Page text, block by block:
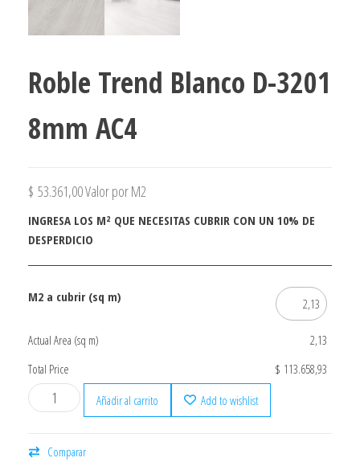
Roble Trend Blanco D-3201
8mm AC4
$ 53.361,00Valor por M2
INGRESA LOS M² QUE NECESITAS CUBRIR CON UN 10% DE
DESPERDICIO
M2 a cubrir (sq m)
Actual Area (sq m)
2,13
Total Price
$ 113.658,93
Añadir al carrito
Add to wishlist
Comparar